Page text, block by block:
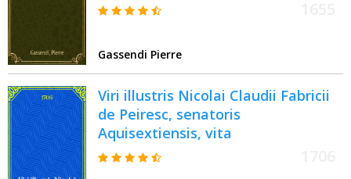
Gassendi Pierre
Viri illustris Nicolai Claudii Fabricii
de Peiresc, senatoris
Aquisextiensis, vita